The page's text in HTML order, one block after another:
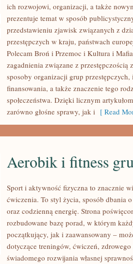
KARTELE
NARKOTYKOWE
ich rozwojowi, organizacji, a także
prezentuje temat w sposób
przedstawieniu zjawisk związanych z
przestępczych w kraju, państwach
Polecam Broń i Przemoc i Kultura i
zagadnienia związane z przestępczością
sposoby organizacji grup przestępczych,
finansowania, a także znaczenie tego
społeczeństwa. Dzięki licznym
zarówno głośne sprawy, jak i [ Read
AEROBIK
Aerobik i fitness
Sport i aktywność fizyczna to znacznie
ćwiczenia. To styl życia, sposób dbania
oraz codzienną energię. Strona
rozbudowane bazę porad, w którym
początkujący, jak i zaawansowany –
dotyczące treningów, ćwiczeń,
świadomego rozwijania własnej